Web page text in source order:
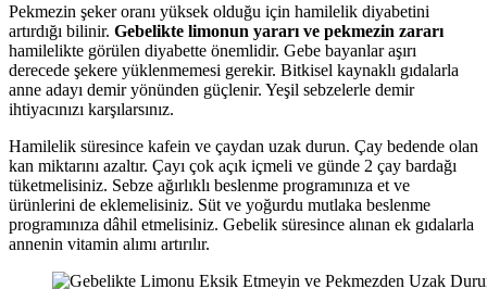
Pekmezin şeker oranı yüksek olduğu için hamilelik diyabetini
artırdığı bilinir. Gebelikte limonun yararı ve pekmezin zararı
hamilelikte görülen diyabette önemlidir. Gebe bayanlar aşırı
derecede şekere yüklenmemesi gerekir. Bitkisel kaynaklı gıdalarla
anne adayı demir yönünden güçlenir. Yeşil sebzelerle demir
ihtiyacınızı karşılarsınız.
Hamilelik süresince kafein ve çaydan uzak durun. Çay bedende olan
kan miktarını azaltır. Çayı çok açık içmeli ve günde 2 çay bardağı
tüketmelisiniz. Sebze ağırlıklı beslenme programınıza et ve
ürünlerini de eklemelisiniz. Süt ve yoğurdu mutlaka beslenme
programınıza dâhil etmelisiniz. Gebelik süresince alınan ek gıdalarla
annenin vitamin alımı artırılır.